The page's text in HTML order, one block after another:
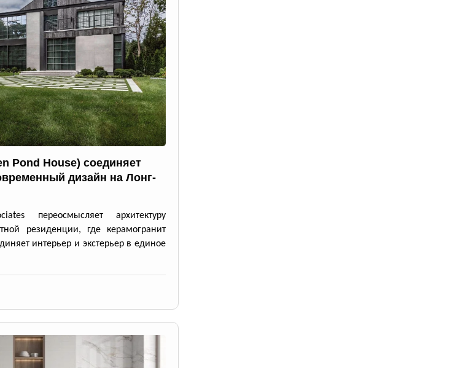
Pond House) соединяет
дизайн на Лонг-
переосмысляет архитектуру
резиденции, где керамогранит
интерьер и экстерьер в единое